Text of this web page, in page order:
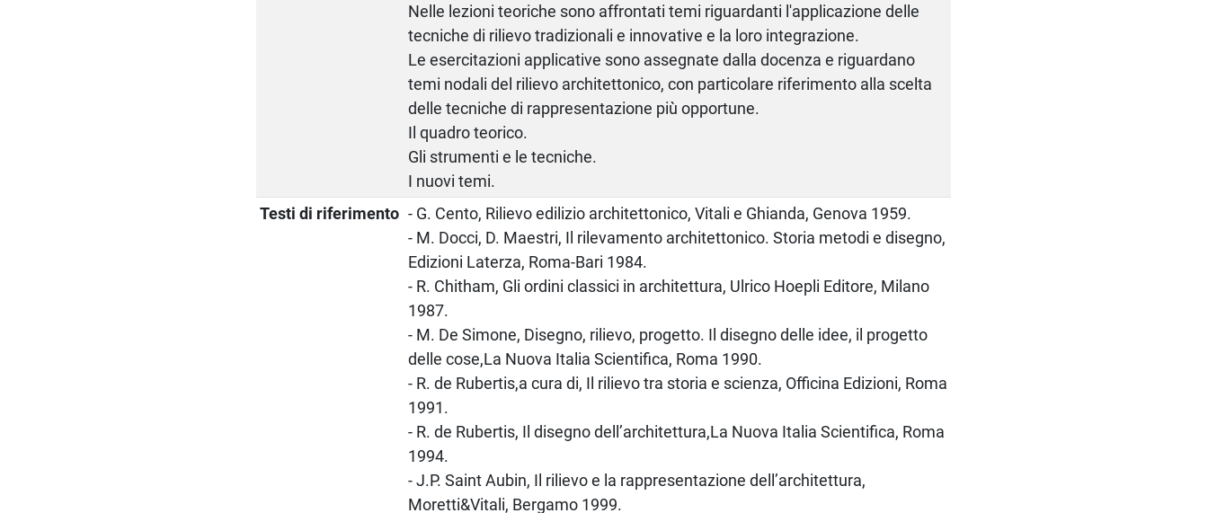
Nelle lezioni teoriche sono affrontati temi riguardanti l'applicazione delle
tecniche di rilievo tradizionali e innovative e la loro integrazione.
Le esercitazioni applicative sono assegnate dalla docenza e riguardano
temi nodali del rilievo architettonico, con particolare riferimento alla scelta
delle tecniche di rappresentazione più opportune.
Il quadro teorico.
Gli strumenti e le tecniche.
I nuovi temi.
Testi di riferimento - G. Cento, Rilievo edilizio architettonico, Vitali e Ghianda, Genova 1959.
- M. Docci, D. Maestri, Il rilevamento architettonico. Storia metodi e disegno,
Edizioni Laterza, Roma-Bari 1984.
- R. Chitham, Gli ordini classici in architettura, Ulrico Hoepli Editore, Milano
1987.
- M. De Simone, Disegno, rilievo, progetto. Il disegno delle idee, il progetto
delle cose,La Nuova Italia Scientifica, Roma 1990.
- R. de Rubertis,a cura di, Il rilievo tra storia e scienza, Officina Edizioni, Roma
1991.
- R. de Rubertis, Il disegno dell’architettura,La Nuova Italia Scientifica, Roma
1994.
- J.P. Saint Aubin, Il rilievo e la rappresentazione dell’architettura,
Moretti&Vitali, Bergamo 1999.